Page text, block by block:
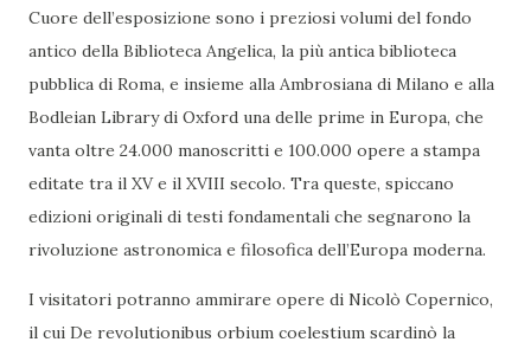
Cuore dell’esposizione sono i preziosi volumi del fondo
antico della Biblioteca Angelica, la più antica biblioteca
pubblica di Roma, e insieme alla Ambrosiana di Milano e alla
Bodleian Library di Oxford una delle prime in Europa, che
vanta oltre 24.000 manoscritti e 100.000 opere a stampa
editate tra il XV e il XVIII secolo. Tra queste, spiccano
edizioni originali di testi fondamentali che segnarono la
rivoluzione astronomica e filosofica dell’Europa moderna.
I visitatori potranno ammirare opere di Nicolò Copernico,
il cui De revolutionibus orbium coelestium scardinò la